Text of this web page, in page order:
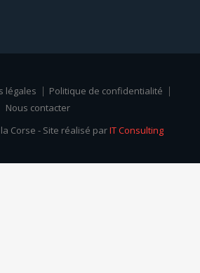
légales
Politique de confidentialité
Nous contacter
Corse - Site réalisé parIT Consulting